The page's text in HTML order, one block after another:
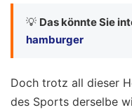
💡 Das könnte Sie
hamburger
Doch trotz all dieser
des Sports derselbe